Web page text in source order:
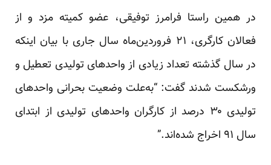
در همین راستا فرامرز توفیقی، عضو کمیته مزد و از
فعالان کارگری، ۲۱ فروردین‌ماه سال جاری با بیان اینکه
در سال گذشته تعداد زیادی از واحدهای تولیدی تعطیل و
ورشکست شدند گفت: “به‌علت وضعیت بحرانی واحدهای
تولیدی ۳۰ درصد از کارگران واحدهای تولیدی از ابتدای
سال ۹۱ اخراج شده‌اند.”